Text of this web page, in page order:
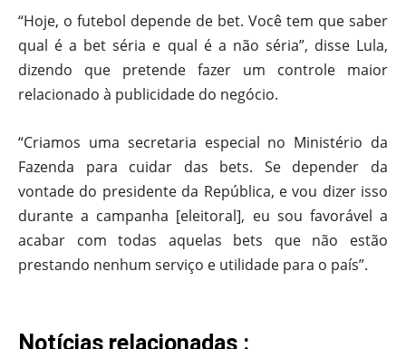
“Hoje, o futebol depende de bet. Você tem que saber
qual é a bet séria e qual é a não séria”, disse Lula,
dizendo que pretende fazer um controle maior
relacionado à publicidade do negócio.
“Criamos uma secretaria especial no Ministério da
Fazenda para cuidar das bets. Se depender da
vontade do presidente da República, e vou dizer isso
durante a campanha [eleitoral], eu sou favorável a
acabar com todas aquelas bets que não estão
prestando nenhum serviço e utilidade para o país”.
Notícias relacionadas :